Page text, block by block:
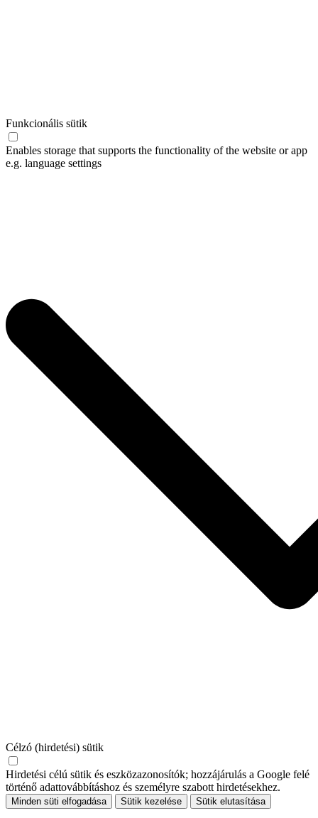
Funkcionális sütik
Enables storage that supports the functionality of the website or app
e.g. language settings
Célzó (hirdetési) sütik
Hirdetési célú sütik és eszközazonosítók; hozzájárulás a Google felé
történő adattovábbításhoz és személyre szabott hirdetésekhez.
Minden süti elfogadása Sütik kezelése Sütik elutasítása